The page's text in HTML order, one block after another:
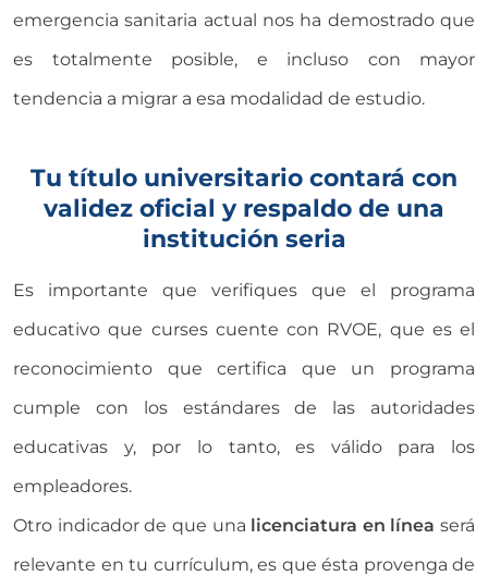
emergencia sanitaria actual nos ha demostrado que
es totalmente posible, e incluso con mayor
tendencia a migrar a esa modalidad de estudio.
Tu título universitario contará con
validez oficial y respaldo de una
institución seria
Es importante que verifiques que el programa
educativo que curses cuente con RVOE, que es el
reconocimiento que certifica que un programa
cumple con los estándares de las autoridades
educativas y, por lo tanto, es válido para los
empleadores.
Otro indicador de que una licenciatura en línea será
relevante en tu currículum, es que ésta provenga de